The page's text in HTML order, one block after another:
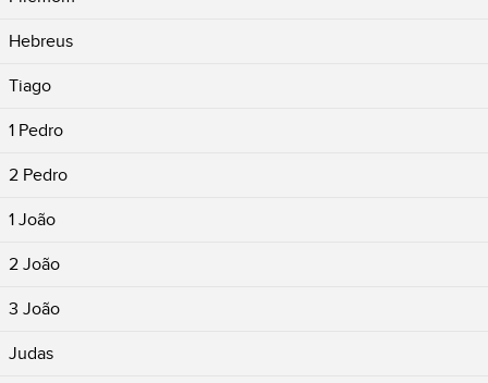
Hebreus
Tiago
1 Pedro
2 Pedro
1 João
2 João
3 João
Judas